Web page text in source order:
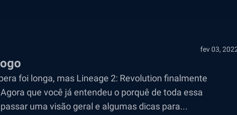
fev 03,
foi longa, mas Lineage 2: Revolution finalmente
que você já entendeu o porquê de toda essa
uma visão geral e algumas dicas para...